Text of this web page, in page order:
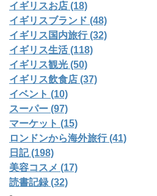
イギリスお店 (18)
イギリスブランド (48)
イギリス国内旅行 (32)
イギリス生活 (118)
イギリス観光 (50)
イギリス飲食店 (37)
イベント (10)
スーパー (97)
マーケット (15)
ロンドンから海外旅行 (41)
日記 (198)
美容コスメ (17)
読書記録 (32)